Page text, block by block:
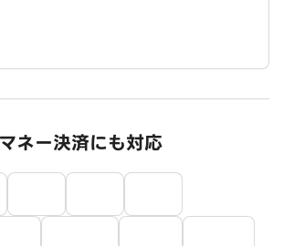
ネー決済にも対応